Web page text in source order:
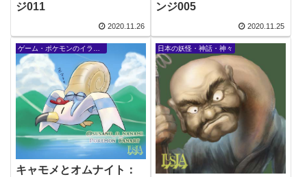
ジ011
2020.11.26
ンジ005
2020.11.25
ゲーム・ポケモンのイラスト
キャモメとオムナイト：
日本の妖怪・神話・神々